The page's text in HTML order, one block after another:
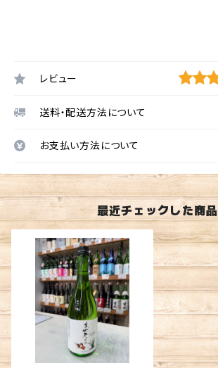
レビュー
送料・配送方法について
お支払い方法について
最近チェックした商品